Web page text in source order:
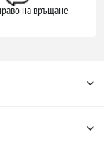
на връщане